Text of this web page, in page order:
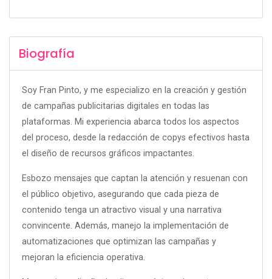
Biografía
Soy Fran Pinto, y me especializo en la creación y gestión
de campañas publicitarias digitales en todas las
plataformas. Mi experiencia abarca todos los aspectos
del proceso, desde la redacción de copys efectivos hasta
el diseño de recursos gráficos impactantes.
Esbozo mensajes que captan la atención y resuenan con
el público objetivo, asegurando que cada pieza de
contenido tenga un atractivo visual y una narrativa
convincente. Además, manejo la implementación de
automatizaciones que optimizan las campañas y
mejoran la eficiencia operativa.